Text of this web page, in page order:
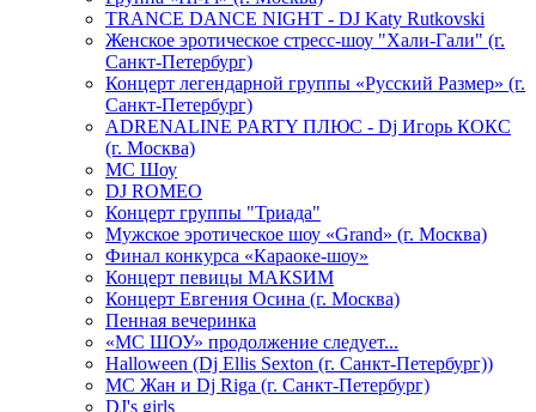
TRANCE DANCE NIGHT - DJ Katy Rutkovski
Женское эротическое стресс-шоу "Хали-Гали" (г.
Санкт-Петербург)
Концерт легендарной группы «Русский Размер» (г.
Санкт-Петербург)
ADRENALINE PARTY ПЛЮС - Dj Игорь КОКС
(г. Москва)
MC Шоу
DJ ROMEO
Концерт группы "Триада"
Мужское эротическое шоу «Grand» (г. Москва)
Финал конкурса «Караоке-шоу»
Концерт певицы МАКSИМ
Концерт Евгения Осина (г. Москва)
Пенная вечеринка
«МС ШОУ» продолжение следует...
Halloween (Dj Ellis Sexton (г. Санкт-Петербург))
МС Жан и Dj Riga (г. Санкт-Петербург)
DJ's girls